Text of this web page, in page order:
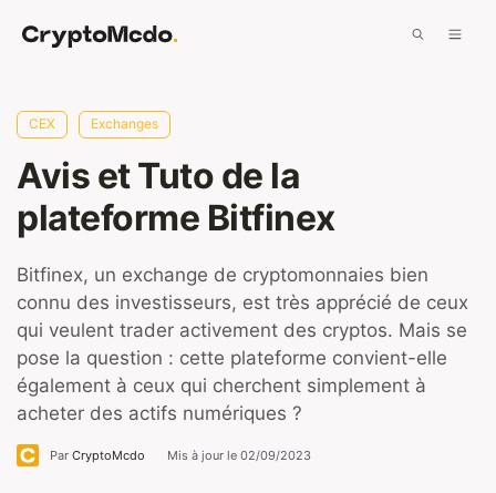
CEX Exchanges
Avis et Tuto de la
plateforme Bitfinex
Bitfinex, un exchange de cryptomonnaies bien
connu des investisseurs, est très apprécié de ceux
qui veulent trader activement des cryptos. Mais se
pose la question : cette plateforme convient-elle
également à ceux qui cherchent simplement à
acheter des actifs numériques ?
Par CryptoMcdo Mis à jour le 02/09/2023